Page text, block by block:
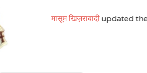
मासूम खिज़राबादीupdated